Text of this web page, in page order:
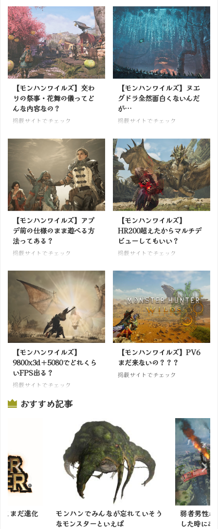
【モンハンワイルズ】交わ
りの祭事・花舞の儀ってど
んな内容なの？
掲載サイトでチェック
【モンハンワイルズ】ヌエ
グドラ全然面白くないんだ
が…
掲載サイトでチェック
【モンハンワイルズ】アプ
デ前の仕様のまま遊べる方
法ってある？
掲載サイトでチェック
【モンハンワイルズ】
HR200超えたからマルチデ
ビューしてもいい？
掲載サイトでチェック
【モンハンワイルズ】
9800x3d＋5080でどれくら
いFPS出る？
掲載サイトでチェック
【モンハンワイルズ】PV6
まだ来ないの？？？
掲載サイトでチェック
おすすめ記事
まだ進化
モンハンでみんなが忘れていそう
なモンスターといえば
弱者男性
した時に